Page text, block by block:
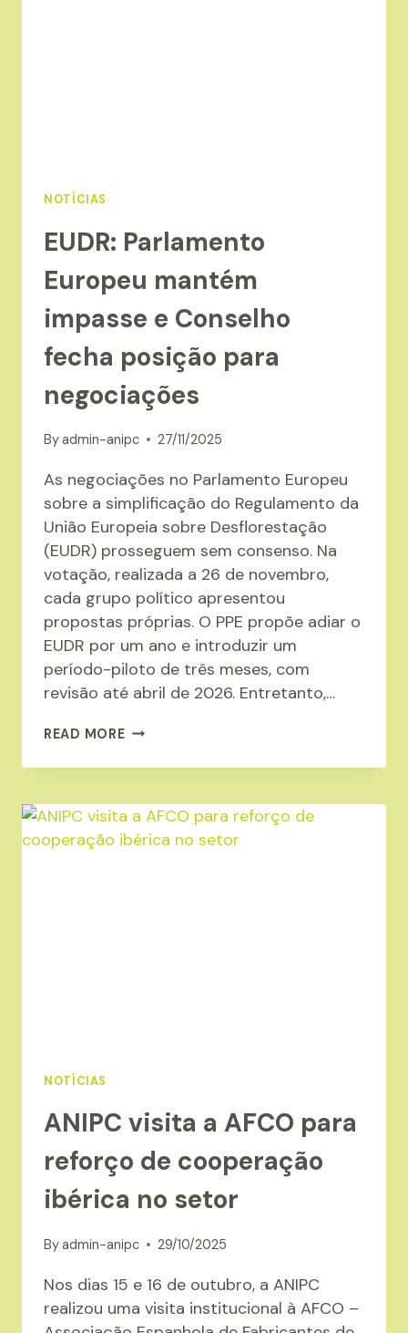
NOTÍCIAS
EUDR: Parlamento
Europeu mantém
impasse e Conselho
fecha posição para
negociações
Byadmin-anipc 27/11/2025
As negociações no Parlamento Europeu
sobre a simplificação do Regulamento da
União Europeia sobre Desflorestação
(EUDR) prosseguem sem consenso. Na
votação, realizada a 26 de novembro,
cada grupo político apresentou
propostas próprias. O PPE propõe adiar o
EUDR por um ano e introduzir um
período-piloto de três meses, com
revisão até abril de 2026. Entretanto,…
READ MOREEUDR:
MANTÉM
IMPASSE
E
NOTÍCIAS
ANIPC visita a AFCO para
reforço de cooperação
ibérica no setor
Byadmin-anipc 29/10/2025
Nos dias 15 e 16 de outubro, a ANIPC
realizou uma visita institucional à AFCO –